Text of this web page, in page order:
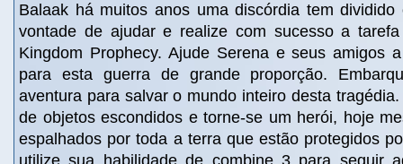
Balaak há muitos anos uma discórdia tem
vontade de ajudar e realize com sucesso a
Kingdom Prophecy. Ajude Serena e seus amigos
para esta guerra de grande proporção.
aventura para salvar o mundo inteiro desta
de objetos escondidos e torne-se um herói, hoje
espalhados por toda a terra que estão protegidos
utilize sua habilidade de combine 3 para seguir